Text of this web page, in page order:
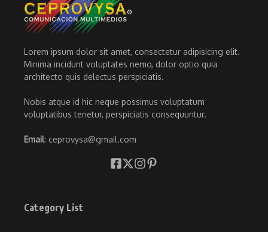
Lorem ipsum dolor sit amet, consectetur adipisicing elit.
Minima incidunt voluptates nemo, dolor optio quia
architecto quis delectus perspiciatis.
Nobis atque id hic neque possimus voluptatum
voluptatibus tenetur, perspiciatis consequuntur.
Email: ceprovysa@gmail.com
Category List